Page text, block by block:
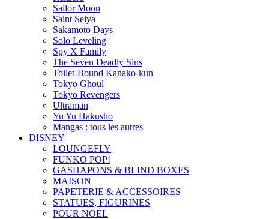
Sailor Moon
Saint Seiya
Sakamoto Days
Solo Leveling
Spy X Family
The Seven Deadly Sins
Toilet-Bound Kanako-kun
Tokyo Ghoul
Tokyo Revengers
Ultraman
Yu Yu Hakusho
Mangas : tous les autres
DISNEY
LOUNGEFLY
FUNKO POP!
GASHAPONS & BLIND BOXES
MAISON
PAPETERIE & ACCESSOIRES
STATUES, FIGURINES
POUR NOËL